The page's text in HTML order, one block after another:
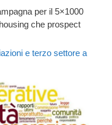
per il 5×1000
che prospect
e terzo settore a